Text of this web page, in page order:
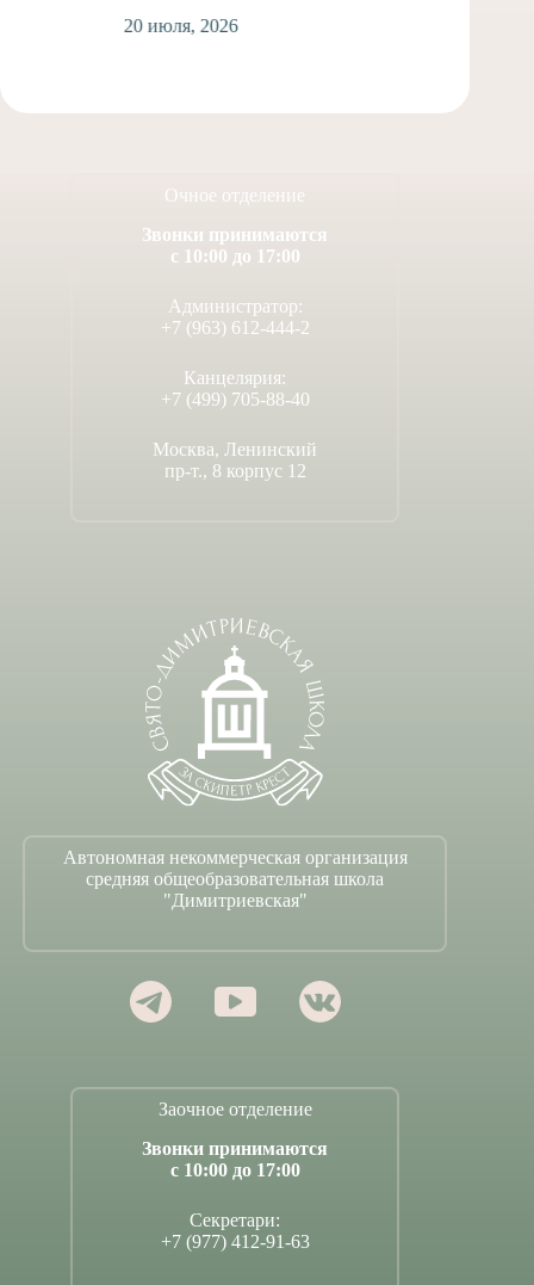
20 июля, 2026
Очное отделение
Звонки принимаются
с 10:00 до 17:00
Администратор:
+7 (963) 612-444-2
Канцелярия:
+7 (499) 705-88-40
Москва, Ленинский
пр-т., 8 корпус 12
Автономная некоммерческая организация
средняя общеобразовательная школа
"Димитриевская"
Заочное отделение
Звонки принимаются
с 10:00 до 17:00
Секретари:
+7 (977) 412-91-63